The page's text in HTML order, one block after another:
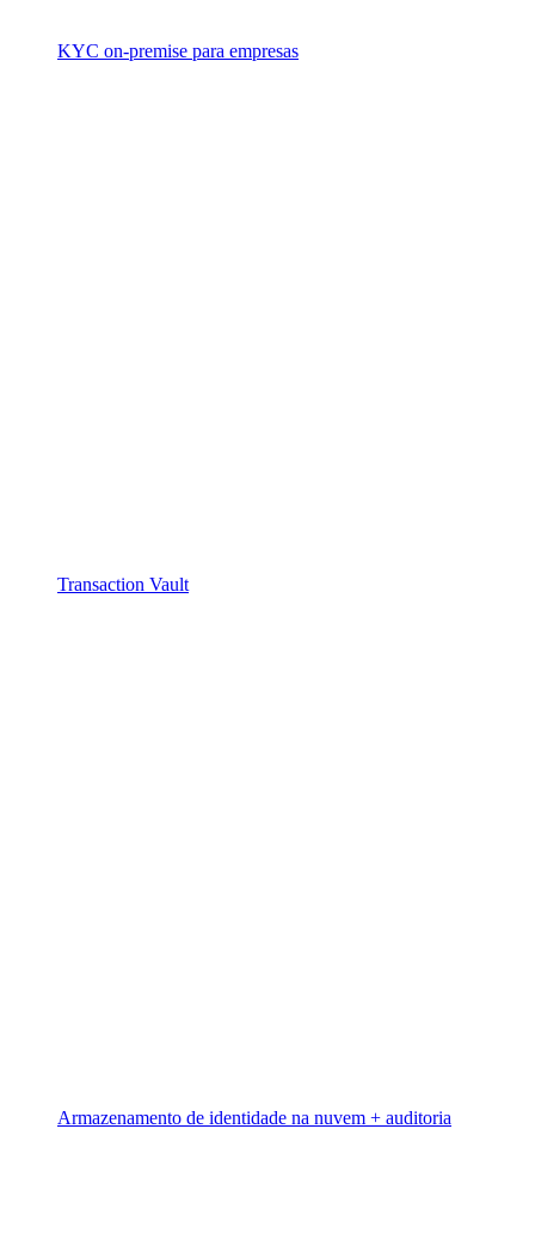
KYC on-premise para empresas
Transaction Vault
Armazenamento de identidade na nuvem + auditoria